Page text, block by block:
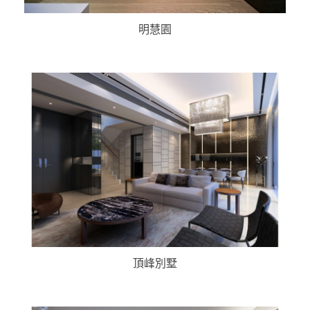
明慧園
頂峰別墅